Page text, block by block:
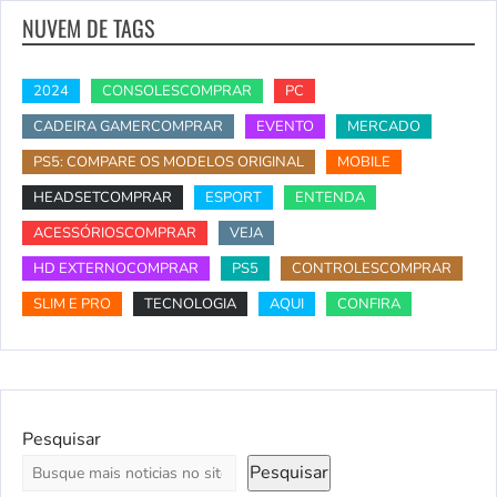
NUVEM DE TAGS
2024 CONSOLESCOMPRAR
PC
CADEIRA GAMERCOMPRAR
EVENTO
MERCADO
PS5: COMPARE OS MODELOS ORIGINAL
MOBILE
HEADSETCOMPRAR
ESPORT
ENTENDA
ACESSÓRIOSCOMPRAR
VEJA
HD EXTERNOCOMPRAR
PS5
CONTROLESCOMPRAR
SLIM E PRO
TECNOLOGIA AQUI CONFIRA
Pesquisar
Pesquisar